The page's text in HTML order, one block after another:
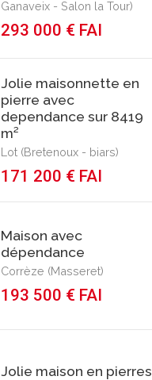
Ganaveix - Salon la Tour)
293 000 € FAI
Jolie maisonnette en
pierre avec
dependance sur 8419
m²
Lot (Bretenoux - biars)
171 200 € FAI
Maison avec
dépendance
Corrèze (Masseret)
193 500 € FAI
Jolie maison en pierres